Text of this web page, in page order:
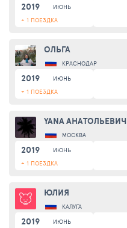
2019
ИЮНЬ
+ 1 ПОЕЗДКА
ОЛЬГА
КРАСНОДАР
2019
ИЮНЬ
+ 1 ПОЕЗДКА
YANA АНАТОЛЬЕВИЧ
МОСКВА
2019
ИЮНЬ
+ 1 ПОЕЗДКА
ЮЛИЯ
КАЛУГА
2019
ИЮНЬ